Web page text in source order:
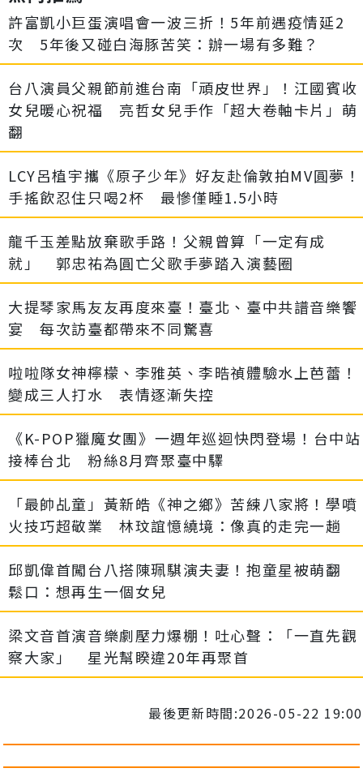
許富凱小巨蛋演唱會一波三折！5年前遇疫情延2
次 5年後又碰白海豚苦笑：辦一場有多難？
台八演員父親節前進台南「頑皮世界」！江國賓收
女兒暖心祝福 亮哲女兒手作「超大卷軸卡片」萌
翻
LCY呂植宇攜《原子少年》好友赴倫敦拍MV圓夢！
手搖飲忍住只喝2杯 最慘僅睡1.5小時
龍千玉差點放棄歌手路！父親曾算「一定有成
就」 郭忠祐為圓亡父歌手夢踏入演藝圈
大提琴家馬友友再度來臺！臺北、臺中共譜音樂饗
宴 每次訪臺都帶來不同驚喜
啦啦隊女神檸檬、李雅英、李晧禎體驗水上芭蕾！
變成三人打水 表情逐漸失控
《K-POP獵魔女團》一週年巡迴快閃登場！台中站
接棒台北 粉絲8月齊聚臺中驛
「最帥乩童」黃新皓《神之鄉》苦練八家將！學噴
火技巧超敬業 林玟誼憶繞境：像真的走完一趟
邱凱偉首闖台八搭陳珮騏演夫妻！抱童星被萌翻
鬆口：想再生一個女兒
梁文音首演音樂劇壓力爆棚！吐心聲：「一直先觀
察大家」 星光幫睽違20年再聚首
最後更新時間:2026-05-22 19:00